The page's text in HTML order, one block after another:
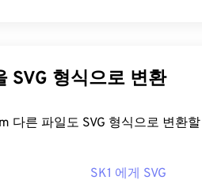
파일의 주요 장점은 이름에서
이 크기를 조정할 수 있습니다. 또
어떻게 여나요?
다른 파일을 SVG 형식으로 변환
FreeConvert.com 다른 파일도 SVG 형
SK1 에게 SVG